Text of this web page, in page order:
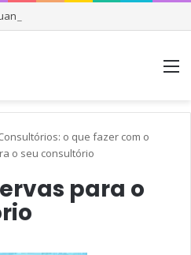
se preocupar
o que fazer com o
o seu consultório
para o